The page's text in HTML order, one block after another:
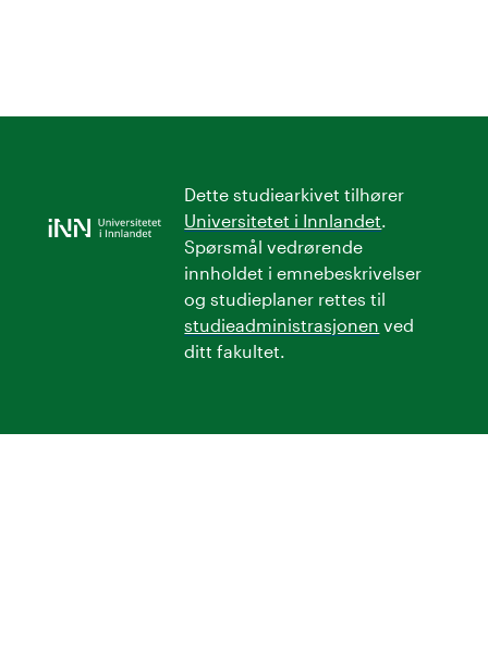
Dette studiearkivet tilhører
Universitetet i Innlandet
Spørsmål vedrørende
innholdet i emnebeskrivelser
og studieplaner rettes til
studieadministrasjonen ved
ditt fakultet.